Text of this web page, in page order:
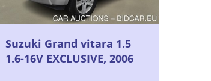
Suzuki Grand vitara 1.5
1.6-16V EXCLUSIVE, 2006